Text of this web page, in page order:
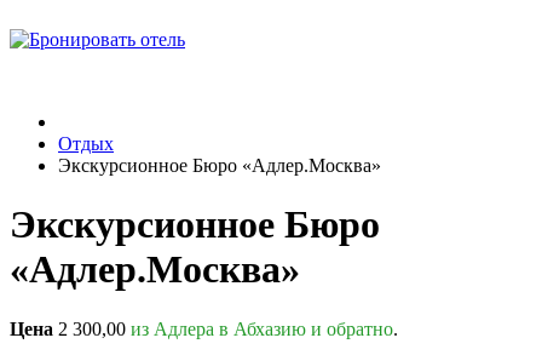
Отдых
Экскурсионное Бюро «Адлер.Москва»
Экскурсионное Бюро
«Адлер.Москва»
Цена 2 300,00 из Адлера в Абхазию и обратно.